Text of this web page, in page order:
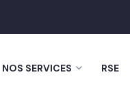
NOS SERVICES RSE